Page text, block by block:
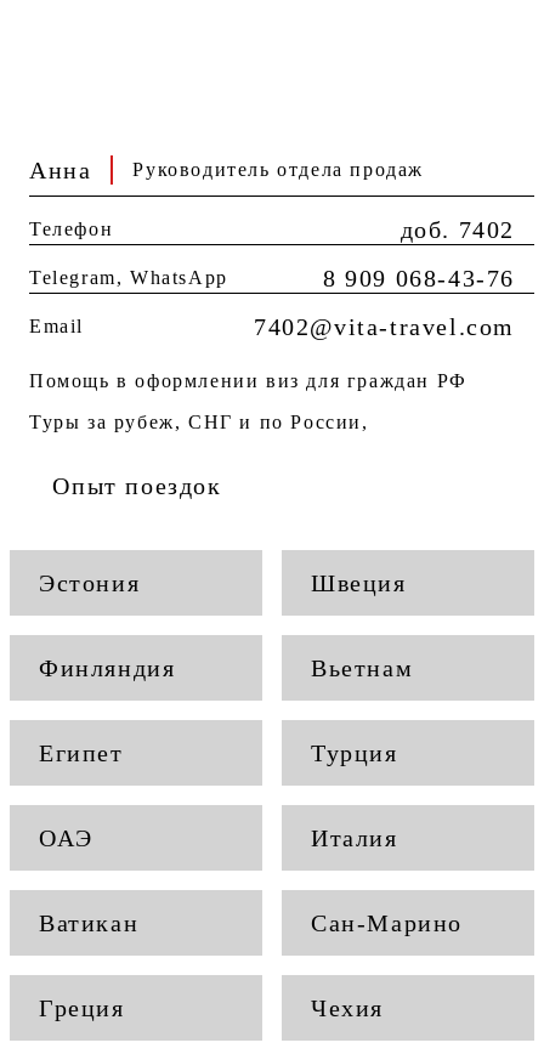
Анна Руководитель отдела продаж
Телефон доб. 7402
Telegram, WhatsApp 8 909 068-43-76
Email 7402@vita-travel.com
Помощь в оформлении виз для граждан РФ
Туры за рубеж, СНГ и по России,
Опыт поездок
Эстония Швеция
Финляндия Вьетнам
Египет Турция
ОАЭ Италия
Ватикан Сан-Марино
Греция Чехия